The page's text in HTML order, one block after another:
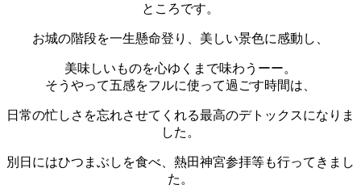
ところです。
お城の階段を一生懸命登り、美しい景色に感動し、
美味しいものを心ゆくまで味わうーー。
そうやって五感をフルに使って過ごす時間は、
日常の忙しさを忘れさせてくれる最高のデトックスになりま
した。
別日にはひつまぶしを食べ、熱田神宮参拝等も行ってきまし
た。